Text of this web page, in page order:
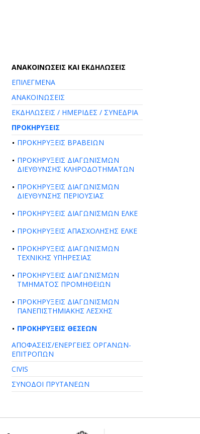
AΝΑΚΟΙΝΩΣΕΙΣ ΚΑΙ ΕΚΔΗΛΩΣΕΙΣ
ΕΠΙΛΕΓΜΕΝΑ
ΑΝΑΚΟΙΝΩΣΕΙΣ
ΕΚΔΗΛΩΣΕΙΣ / ΗΜΕΡΙΔΕΣ / ΣΥΝΕΔΡΙΑ
ΠΡΟΚΗΡΥΞΕΙΣ
ΠΡΟΚΗΡΥΞΕΙΣ ΒΡΑΒΕΙΩΝ
ΠΡΟΚΗΡΥΞΕΙΣ ΔΙΑΓΩΝΙΣΜΩΝ
ΔΙΕΥΘΥΝΣΗΣ ΚΛΗΡΟΔΟΤΗΜΑΤΩΝ
ΠΡΟΚΗΡΥΞΕΙΣ ΔΙΑΓΩΝΙΣΜΩΝ
ΔΙΕΥΘΥΝΣΗΣ ΠΕΡΙΟΥΣΙΑΣ
ΠΡΟΚΗΡΥΞΕΙΣ ΔΙΑΓΩΝΙΣΜΩΝ ΕΛΚΕ
ΠΡΟΚΗΡΥΞΕΙΣ ΑΠΑΣΧΟΛΗΣΗΣ ΕΛΚΕ
ΠΡΟΚΗΡΥΞΕΙΣ ΔΙΑΓΩΝΙΣΜΩΝ
ΤΕΧΝΙΚΗΣ ΥΠΗΡΕΣΙΑΣ
ΠΡΟΚΗΡΥΞΕΙΣ ΔΙΑΓΩΝΙΣΜΩΝ
ΤΜΗΜΑΤΟΣ ΠΡΟΜΗΘΕΙΩΝ
ΠΡΟΚΗΡΥΞΕΙΣ ΔΙΑΓΩΝΙΣΜΩΝ
ΠΑΝΕΠΙΣΤΗΜΙΑΚΗΣ ΛΕΣΧΗΣ
ΠΡΟΚΗΡΥΞΕΙΣ ΘΕΣΕΩΝ
ΑΠΟΦΑΣΕΙΣ/ΕΝΕΡΓΕΙΕΣ ΟΡΓΑΝΩΝ-
ΕΠΙΤΡΟΠΩΝ
CIVIS
ΣΥΝΟΔΟΙ ΠΡΥΤΑΝΕΩΝ